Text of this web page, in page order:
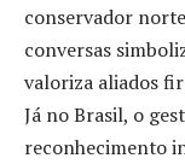
conservador
conversas
valoriza aliados
Já no Brasil, o
reconhecimento